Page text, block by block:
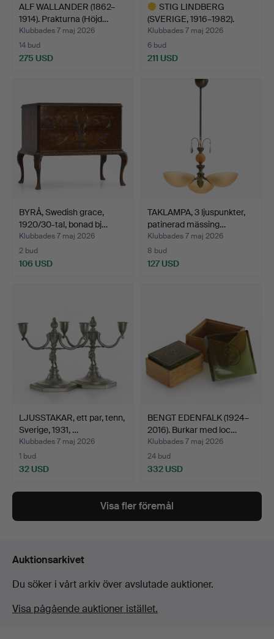
ALF WALLANDER (1862–
1914). Prakturna (Höjd…
Klubbades 7 maj 2026
14 bud
275 USD
STIG LINDBERG
(SVERIGE, 1916–1982).
Spänne…
Klubbades 7 maj 2026
6 bud
211 USD
BYRÅ, Swedish grace,
1920/30-tal, bonad bj…
Klubbades 7 maj 2026
2 bud
106 USD
TAKLAMPA, 3 ljuspunkter,
patinerad mässing…
Klubbades 7 maj 2026
8 bud
127 USD
LJUSSTAKAR, ett par, tenn,
Sverige, 1931, …
Klubbades 7 maj 2026
1 bud
32 USD
BENGT EDENFALK (1924–
2016). Burkar med loc…
Klubbades 7 maj 2026
24 bud
332 USD
Visa fler föremål
Auktionsarkivet
Du söker i vårt arkiv över avslutade auktioner.
Visa pågående auktioner istället.